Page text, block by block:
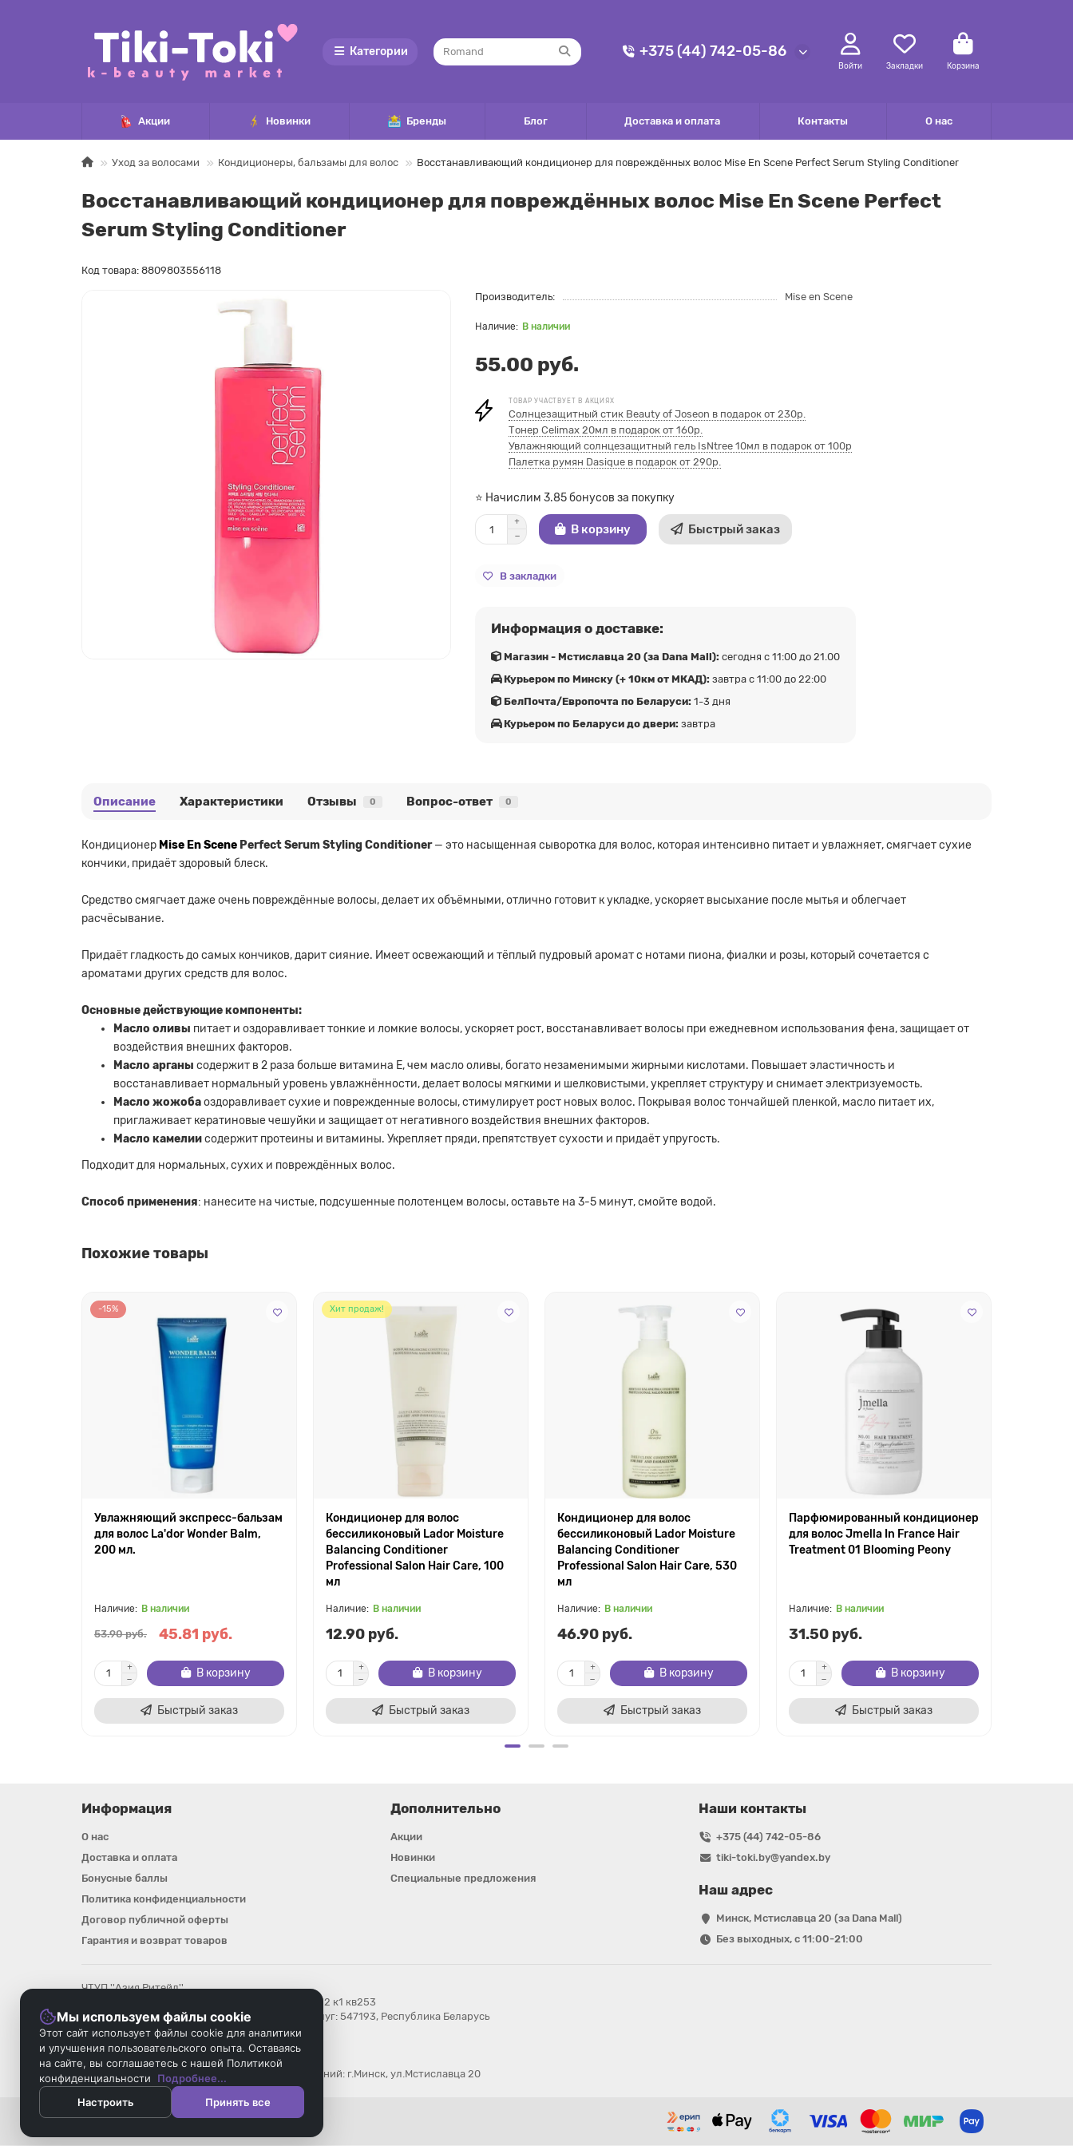
Категории +375 (44) 742-05-86
Войти Закладки Корзина
Акции Новинки Бренды Блог Доставка и оплата Контакты О нас
Уход за волосами Кондиционеры, бальзамы для волос Восстанавливающий кондиционер для повреждённых волос Mise En Scene Perfect Serum Styling Conditioner
Восстанавливающий кондиционер для повреждённых волос Mise En Scene Perfect
Serum Styling Conditioner
Код товара: 8809803556118
Производитель: Mise en Scene
В наличии
55.00 руб.
ТОВАР УЧАСТВУЕТ В АКЦИЯХ
Солнцезащитный стик Beauty of Joseon в подарок от 230р.
Тонер Celimax 20мл в подарок от 160р.
Увлажняющий солнцезащитный гель IsNtree 10мл в подарок от 100р
Палетка румян Dasique в подарок от 290р.
⭐ Начислим 3.85 бонусов за покупку
В корзину Быстрый заказ
В закладки
Информация о доставке:
Магазин - Мстиславца 20 (за Dana Mall): сегодня с 11:00 до 21.00
Курьером по Минску (+ 10км от МКАД): завтра с 11:00 до 22:00
БелПочта/Европочта по Беларуси: 1-3 дня
Курьером по Беларуси до двери: завтра
Описание Характеристики Отзывы 0 Вопрос-ответ 0
Кондиционер Mise En Scene Perfect Serum Styling Conditioner— это насыщенная сыворотка для волос, которая интенсивно питает и увлажняет, смягчает сухие
кончики, придаёт здоровый блеск.
Средство смягчает даже очень повреждённые волосы, делает их объёмными, отлично готовит к укладке, ускоряет высыхание после мытья и облегчает
расчёсывание.
Придаёт гладкость до самых кончиков, дарит сияние. Имеет освежающий и тёплый пудровый аромат с нотами пиона, фиалки и розы, который сочетается с
ароматами других средств для волос.
Основные действующие компоненты:
Масло оливы питает и оздоравливает тонкие и ломкие волосы, ускоряет рост, восстанавливает волосы при ежедневном использования фена, защищает от
воздействия внешних факторов.
Масло арганы содержит в 2 раза больше витамина E, чем масло оливы, богато незаменимыми жирными кислотами. Повышает эластичность и
восстанавливает нормальный уровень увлажнённости, делает волосы мягкими и шелковистыми, укрепляет структуру и снимает электризуемость.
Масло жожобаоздоравливает сухие и поврежденные волосы, стимулирует рост новых волос. Покрывая волос тончайшей пленкой, масло питает их,
приглаживает кератиновые чешуйки и защищает от негативного воздействия внешних факторов.
Масло камелиисодержит протеины и витамины. Укрепляет пряди, препятствует сухости и придаёт упругость.
Подходит для нормальных, сухих и повреждённых волос.
Способ применения: нанесите на чистые, подсушенные полотенцем волосы, оставьте на 3-5 минут, смойте водой.
Похожие товары
-15%
Увлажняющий экспресс-бальзам
для волос La'dor Wonder Balm,
200 мл.
В наличии
53.90 руб. 45.81 руб.
В корзину
Быстрый заказ
Хит продаж!
Кондиционер для волос
бессиликоновый Lador Moisture
Balancing Conditioner
Professional Salon Hair Care, 100
мл
В наличии
12.90 руб.
В корзину
Быстрый заказ
Кондиционер для волос
бессиликоновый Lador Moisture
Balancing Conditioner
Professional Salon Hair Care, 530
мл
В наличии
46.90 руб.
В корзину
Быстрый заказ
Парфюмированный кондиционер
для волос Jmella In France Hair
Treatment 01 Blooming Peony
В наличии
31.50 руб.
В корзину
Быстрый заказ
Информация
О нас
Доставка и оплата
Бонусные баллы
Политика конфиденциальности
Договор публичной оферты
Гарантия и возврат товаров
Дополнительно
Акции
Новинки
Специальные предложения
Наши контакты
+375 (44) 742-05-86
tiki-toki.by@yandex.by
Наш адрес
Минск, Мстиславца 20 (за Dana Mall)
Без выходных, с 11:00-21:00
ЧТУП ''Азия Ритейл''
Юр. адрес : 220020, Минск, ул. Леси Украинки д12 к1 кв253
Номер в Торговом реестре/Реестре бытовых услуг: 547193, Республика Беларусь
УНП: 193896018
Регистрационный орган: Мингорисполком
Дата регистрации компании: 08.08.2025
Местонахождение книги замечаний и предложений: г.Минск, ул.Мстиславца 20
Мы используем файлы cookie
Этот сайт использует файлы cookie для аналитики
и улучшения пользовательского опыта. Оставаясь
на сайте, вы соглашаетесь с нашей Политикой
конфиденциальности
Подробнее...
Настроить
Принять все